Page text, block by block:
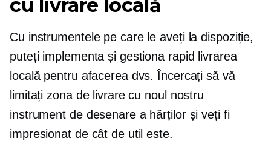
cu livrare locală
Cu instrumentele pe care le aveți la dispoziție,
puteți implementa și gestiona rapid livrarea
locală pentru afacerea dvs. Încercați să vă
limitați zona de livrare cu noul nostru
instrument de desenare a hărților și veți fi
impresionat de cât de util este.